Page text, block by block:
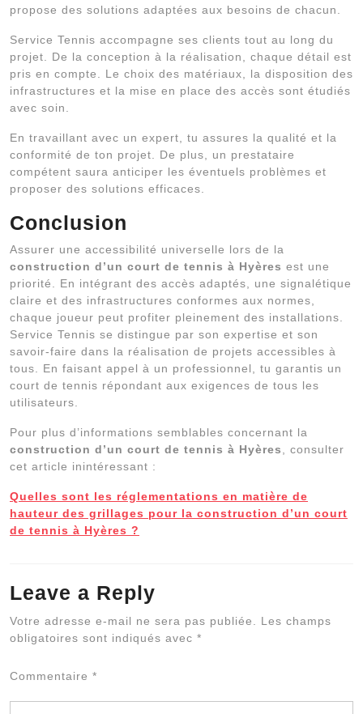
propose des solutions adaptées aux besoins de chacun.
Service Tennis accompagne ses clients tout au long du
projet. De la conception à la réalisation, chaque détail est
pris en compte. Le choix des matériaux, la disposition des
infrastructures et la mise en place des accès sont étudiés
avec soin.
En travaillant avec un expert, tu assures la qualité et la
conformité de ton projet. De plus, un prestataire
compétent saura anticiper les éventuels problèmes et
proposer des solutions efficaces.
Conclusion
Assurer une accessibilité universelle lors de la
construction d’un court de tennis à Hyères est une
priorité. En intégrant des accès adaptés, une signalétique
claire et des infrastructures conformes aux normes,
chaque joueur peut profiter pleinement des installations.
Service Tennis se distingue par son expertise et son
savoir-faire dans la réalisation de projets accessibles à
tous. En faisant appel à un professionnel, tu garantis un
court de tennis répondant aux exigences de tous les
utilisateurs.
Pour plus d’informations semblables concernant la
construction d’un court de tennis à Hyères
, consulter
cet article inintéressant :
Quelles sont les réglementations en matière de
hauteur des grillages pour la construction d’un court
de tennis à Hyères ?
Leave a Reply
Votre adresse e-mail ne sera pas publiée.
Les champs
obligatoires sont indiqués avec *
Commentaire *